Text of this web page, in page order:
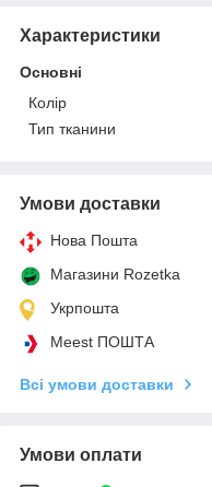
Характеристики
Основні
Колір
Тип тканини
Умови доставки
Нова Пошта
Магазини Rozetka
Укрпошта
Meest ПОШТА
Всі умови доставки
Умови оплати